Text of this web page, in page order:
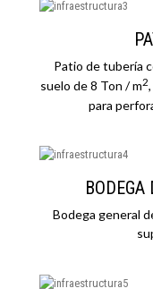
Patio de tubería
suelo de 8 Ton / m2
para
Bodega general